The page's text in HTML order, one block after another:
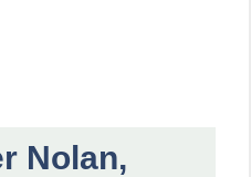
Nolan,